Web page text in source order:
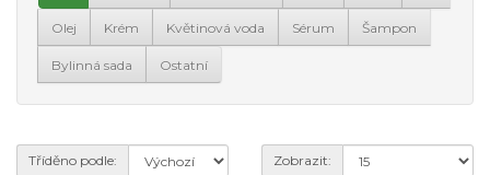
Olej Krém Květinová voda Sérum Šampon
Bylinná sada Ostatní
Tříděno podle: Zobrazit: